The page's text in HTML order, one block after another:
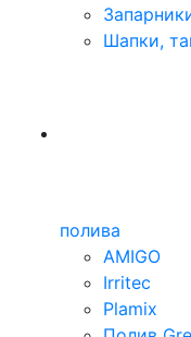
Шапки,
полива
AMIGO
Irritec
Plamix